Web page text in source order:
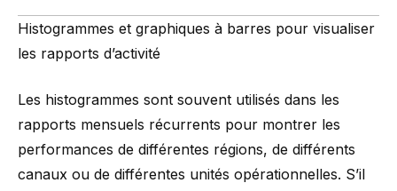
Histogrammes et graphiques à barres pour visualiser
les rapports d’activité
Les histogrammes sont souvent utilisés dans les
rapports mensuels récurrents pour montrer les
performances de différentes régions, de différents
canaux ou de différentes unités opérationnelles. S’il